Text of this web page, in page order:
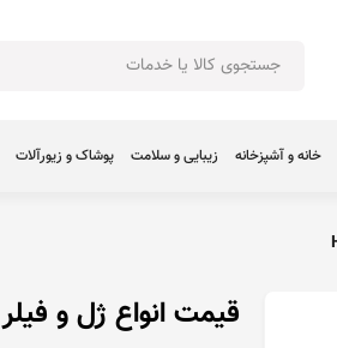
خانه و آشپزخانه زیبایی و سلامت پوشاک و زیورآلات
قیمت انواع ژل و فیلر Hyundai